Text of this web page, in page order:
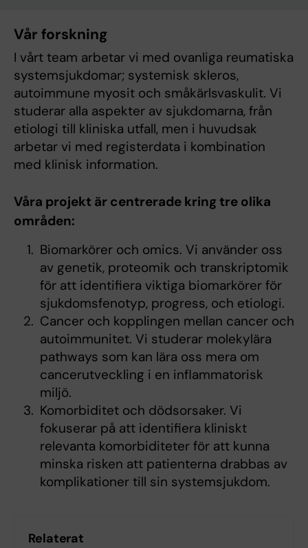
Vår forskning
I vårt team arbetar vi med ovanliga reumatiska
systemsjukdomar; systemisk skleros,
autoimmune myosit och småkärlsvaskulit. Vi
studerar alla aspekter av sjukdomarna, från
etiologi till kliniska utfall, men i huvudsak
arbetar vi med registerdata i kombination
med klinisk information.
Våra projekt är centrerade kring tre olika
områden:
Biomarkörer och omics. Vi använder oss
av genetik, proteomik och transkriptomik
för att identifiera viktiga biomarkörer för
sjukdomsfenotyp, progress, och etiologi.
Cancer och kopplingen mellan cancer och
autoimmunitet. Vi studerar molekylära
pathways som kan lära oss mera om
cancerutveckling i en inflammatorisk
miljö.
Komorbiditet och dödsorsaker. Vi
fokuserar på att identifiera kliniskt
relevanta komorbiditeter för att kunna
minska risken att patienterna drabbas av
komplikationer till sin systemsjukdom.
Relaterat